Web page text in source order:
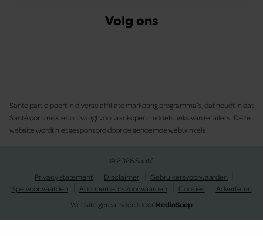
Volg ons
Santé participeert in diverse affiliate marketing programma’s, dat houdt in dat
Santé commissies ontvangt voor aankopen middels links van retailers. Deze
website wordt niet gesponsord door de genoemde webwinkels.
© 2026 Santé
Privacy statement
Disclaimer
Gebruikersvoorwaarden
Spelvoorwaarden
Abonnementsvoorwaarden Cookies
Adverteren
Website gerealiseerd doorMediaSoep